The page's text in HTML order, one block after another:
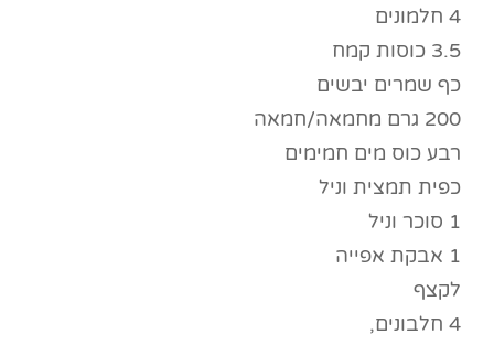
4 חלמונים
3.5 כוסות קמח
כף שמרים יבשים
200 גרם מחמאה/חמאה
רבע כוס מים חמימים
כפית תמצית וניל
1 סוכר וניל
1 אבקת אפייה
לקצף
4 חלבונים,